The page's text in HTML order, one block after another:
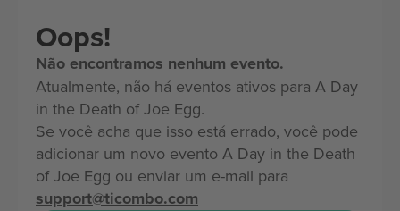
Oops!
Não encontramos nenhum evento.
Atualmente, não há eventos ativos para A Day
in the Death of Joe Egg.
Se você acha que isso está errado, você pode
adicionar um novo evento A Day in the Death
of Joe Egg ou enviar um e-mail para
support@ticombo.com